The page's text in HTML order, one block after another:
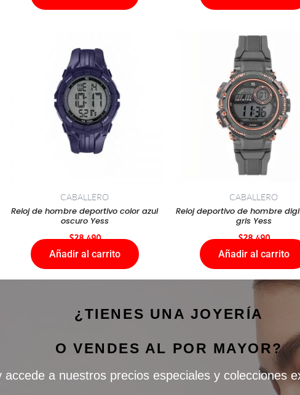
CABALLERO
Reloj de hombre deportivo color azul
oscuro Yess
$28.490
Añadir al carrito
CABALLERO
Reloj deportivo de hombre
gris Yess
$28.490
Añadir al carrito
¿TIENES UNA JOYERÍA
O VENDES AL POR MAYOR?
accede a nuestros precios especiales y colecciones